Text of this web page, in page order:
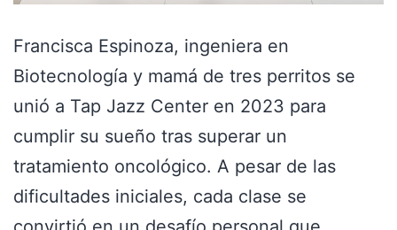
Francisca Espinoza, ingeniera en
Biotecnología y mamá de tres perritos se
unió a Tap Jazz Center en 2023 para
cumplir su sueño tras superar un
tratamiento oncológico. A pesar de las
dificultades iniciales, cada clase se